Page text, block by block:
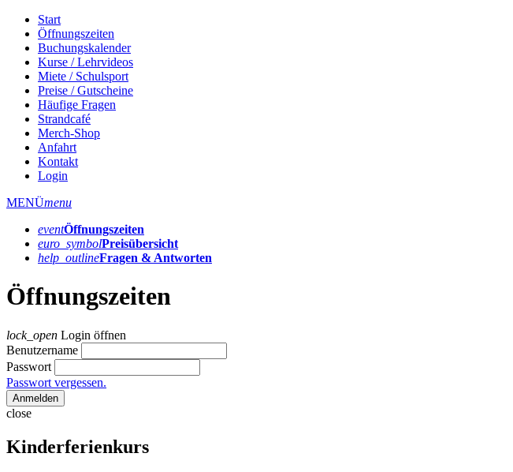
Start
Öffnungszeiten
Buchungskalender
Kurse / Lehrvideos
Miete / Schulsport
Preise / Gutscheine
Häufige Fragen
Strandcafé
Merch-Shop
Anfahrt
Kontakt
Login
MENÜmenu
eventÖffnungs­zeiten
euro_symbolPreis­übersicht
help_outlineFragen & Antworten
Öffnungszeiten
lock_open Login öffnen
Benutzername
Passwort
Passwort vergessen.
Anmelden
close
Kinderferienkurs